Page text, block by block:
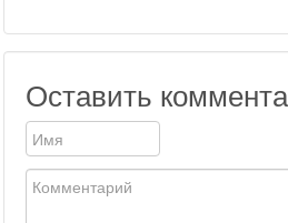
Оставить